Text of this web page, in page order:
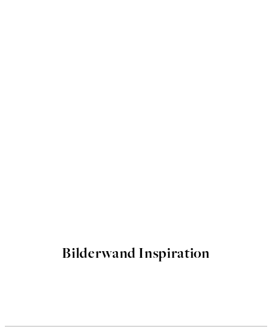
Bilderwand Inspiration